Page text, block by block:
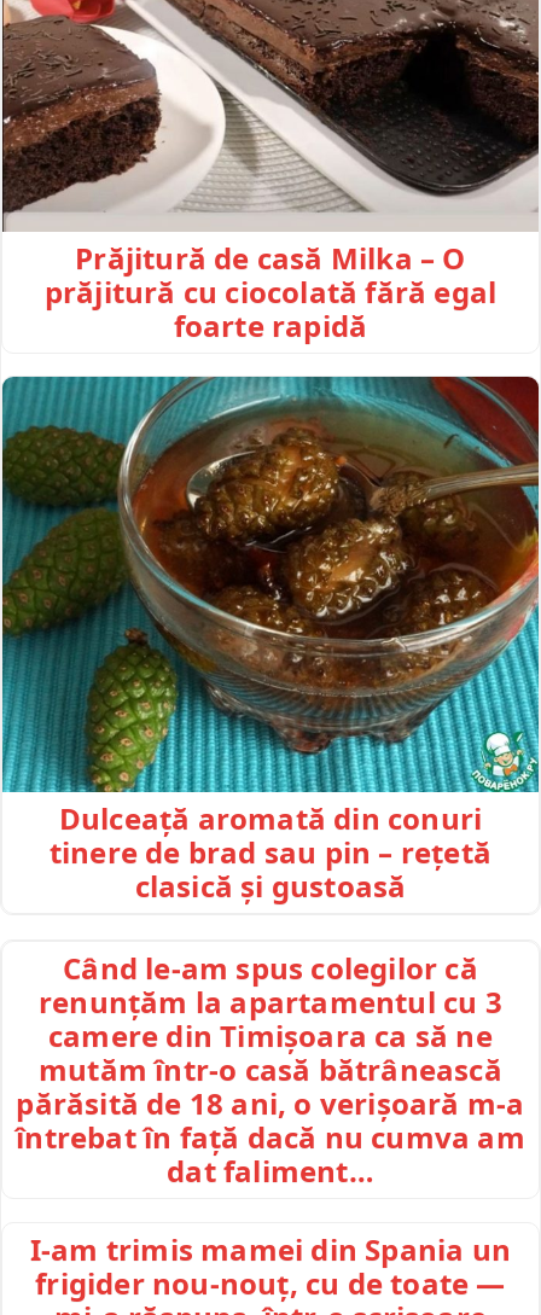
Prăjitură de casă Milka – O
prăjitură cu ciocolată fără egal
foarte rapidă
Dulceață aromată din conuri
tinere de brad sau pin – rețetă
clasică și gustoasă
Când le-am spus colegilor că
renunțăm la apartamentul cu 3
camere din Timișoara ca să ne
mutăm într-o casă bătrânească
părăsită de 18 ani, o verișoară m-a
întrebat în față dacă nu cumva am
dat faliment…
I-am trimis mamei din Spania un
frigider nou-nouț, cu de toate —